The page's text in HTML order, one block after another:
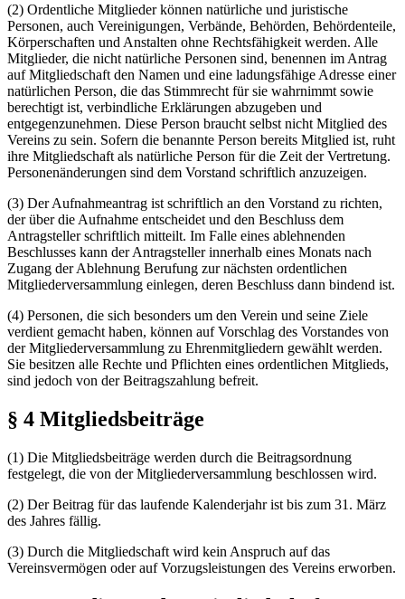
(2) Ordentliche Mitglieder können natürliche und juristische
Personen, auch Vereinigungen, Verbände, Behörden, Behördenteile,
Körperschaften und Anstalten ohne Rechtsfähigkeit werden. Alle
Mitglieder, die nicht natürliche Personen sind, benennen im Antrag
auf Mitgliedschaft den Namen und eine ladungsfähige Adresse einer
natürlichen Person, die das Stimmrecht für sie wahrnimmt sowie
berechtigt ist, verbindliche Erklärungen abzugeben und
entgegenzunehmen. Diese Person braucht selbst nicht Mitglied des
Vereins zu sein. Sofern die benannte Person bereits Mitglied ist, ruht
ihre Mitgliedschaft als natürliche Person für die Zeit der Vertretung.
Personenänderungen sind dem Vorstand schriftlich anzuzeigen.
(3) Der Aufnahmeantrag ist schriftlich an den Vorstand zu richten,
der über die Aufnahme entscheidet und den Beschluss dem
Antragsteller schriftlich mitteilt. Im Falle eines ablehnenden
Beschlusses kann der Antragsteller innerhalb eines Monats nach
Zugang der Ablehnung Berufung zur nächsten ordentlichen
Mitgliederversammlung einlegen, deren Beschluss dann bindend ist.
(4) Personen, die sich besonders um den Verein und seine Ziele
verdient gemacht haben, können auf Vorschlag des Vorstandes von
der Mitgliederversammlung zu Ehrenmitgliedern gewählt werden.
Sie besitzen alle Rechte und Pflichten eines ordentlichen Mitglieds,
sind jedoch von der Beitragszahlung befreit.
§ 4 Mitgliedsbeiträge
(1) Die Mitgliedsbeiträge werden durch die Beitragsordnung
festgelegt, die von der Mitgliederversammlung beschlossen wird.
(2) Der Beitrag für das laufende Kalenderjahr ist bis zum 31. März
des Jahres fällig.
(3) Durch die Mitgliedschaft wird kein Anspruch auf das
Vereinsvermögen oder auf Vorzugsleistungen des Vereins erworben.